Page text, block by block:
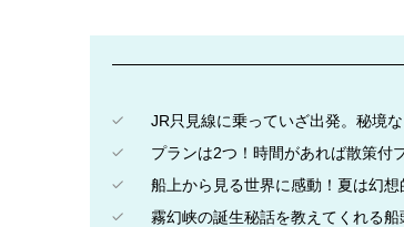
JR只見線に乗っていざ出発。秘境
プランは2つ！時間があれば散策付
船上から見る世界に感動！夏は幻
霧幻峡の誕生秘話を教えてくれる船